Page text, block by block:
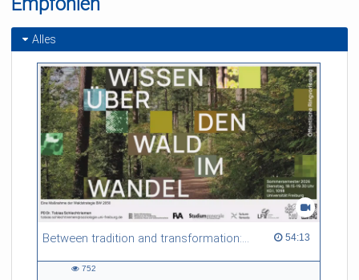
Alles
Between tradition and transformation: how owners, advisers and institutions co-create knowledge for resilient forests in Europe 54:13
54:13 duration
752